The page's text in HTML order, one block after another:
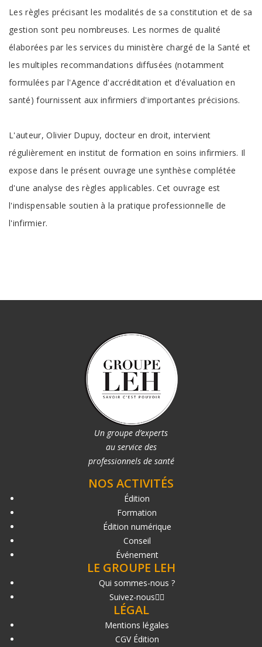
Les règles précisant les modalités de sa constitution et de sa
gestion sont peu nombreuses. Les normes de qualité
élaborées par les services du ministère chargé de la Santé et
les multiples recommandations diffusées (notamment
formulées par l'Agence d'accréditation et d'évaluation en
santé) fournissent aux infirmiers d'importantes précisions.
L'auteur, Olivier Dupuy, docteur en droit, intervient
régulièrement en institut de formation en soins infirmiers. Il
expose dans le présent ouvrage une synthèse complétée
d'une analyse des règles applicables. Cet ouvrage est
l'indispensable soutien à la pratique professionnelle de
l'infirmier.
Un groupe d’experts
au service des
professionnels de santé
NOS ACTIVITÉS
Édition
Formation
Édition numérique
Conseil
Événement
LE GROUPE LEH
Qui sommes-nous ?
Suivez-nous
LÉGAL
Mentions légales
CGV Édition